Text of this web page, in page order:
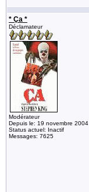
* Ça *
Déclamateur
Modérateur
Depuis le: 19 novembre 2004
Status actuel: Inactif
Messages: 7625